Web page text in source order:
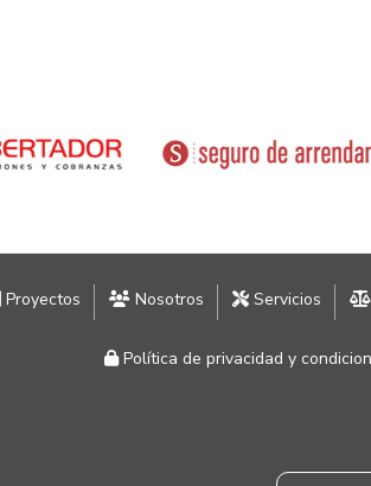
Proyectos Nosotros Servicios
Política de privacidad y